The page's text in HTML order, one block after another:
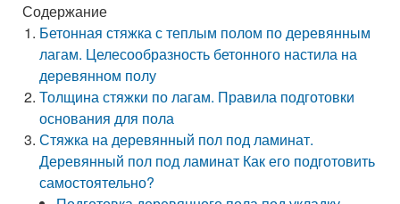
Содержание
Бетонная стяжка с теплым полом по деревянным
лагам. Целесообразность бетонного настила на
деревянном полу
Толщина стяжки по лагам. Правила подготовки
основания для пола
Стяжка на деревянный пол под ламинат.
Деревянный пол под ламинат Как его подготовить
самостоятельно?